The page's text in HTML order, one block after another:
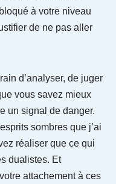
à votre niveau
de ne pas aller
d’analyser, de juger
vous savez mieux
un signal de danger.
sombres que j’ai
réaliser que ce qui
dualistes. Et
attachement à ces